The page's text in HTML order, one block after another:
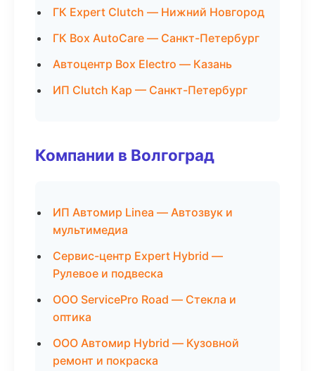
ГК Expert Clutch — Нижний Новгород
ГК Box AutoCare — Санкт-Петербург
Автоцентр Box Electro — Казань
ИП Clutch Кар — Санкт-Петербург
Компании в Волгоград
ИП Автомир Linea — Автозвук и
мультимедиа
Сервис-центр Expert Hybrid —
Рулевое и подвеска
ООО ServicePro Road — Стекла и
оптика
ООО Автомир Hybrid — Кузовной
ремонт и покраска